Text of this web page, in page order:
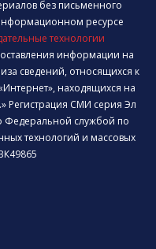
без письменного
ресурсе
технологии
информации на
сведений, относящихся к
находящихся на
Регистрация СМИ серия Эл
Федеральной службой по
технологий и массовых